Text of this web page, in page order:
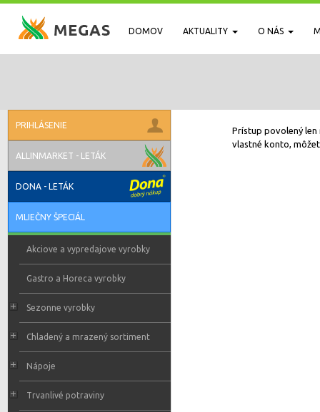
DOMOV AKTUALITY O NÁS
PRIHLÁSENIE
ALLINMARKET - LETÁK
DONA - LETÁK
MLIEČNY ŠPECIÁL
Akciove a vypredajove vyrobky
Gastro a Horeca vyrobky
Sezonne vyrobky
Chladený a mrazený sortiment
Nápoje
Trvanlivé potraviny
Prístup povolený len
vlastné konto,